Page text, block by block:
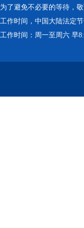
为了避免不必要的等待，
工作时间，中国大陆法定节
工作时间：周一至周六 早